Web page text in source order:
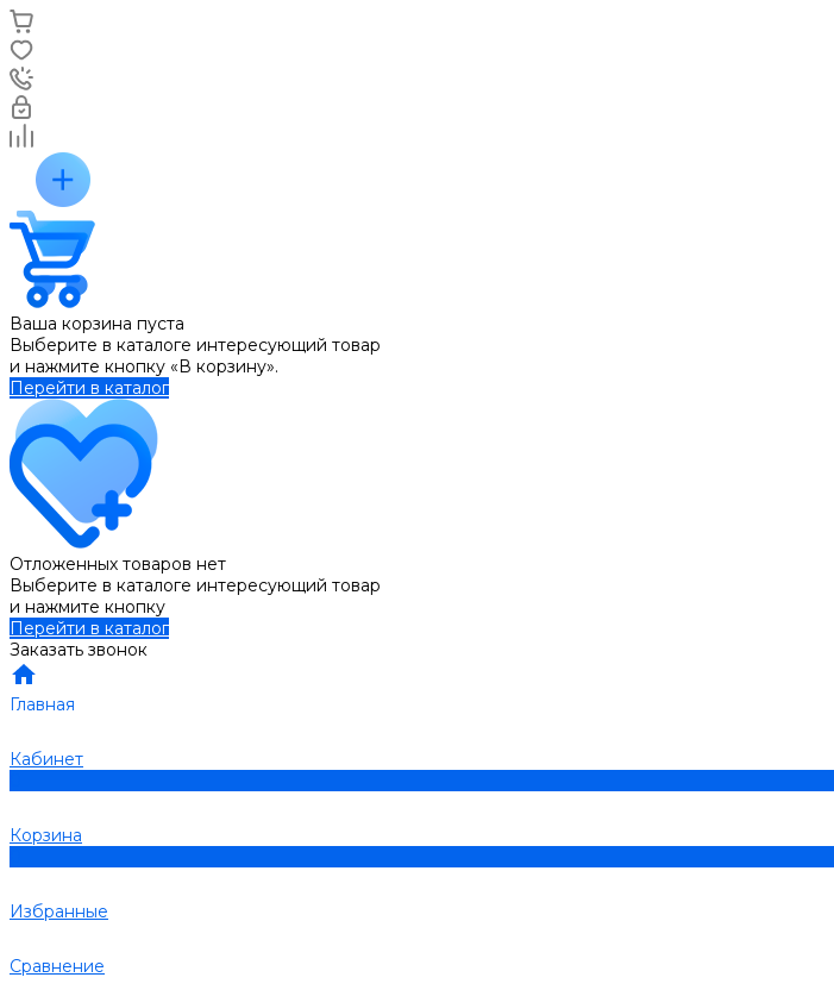
Ваша корзина пуста
Выберите в каталоге интересующий товар
и нажмите кнопку «В корзину».
Перейти в каталог
Отложенных товаров нет
Выберите в каталоге интересующий товар
и нажмите кнопку
Перейти в каталог
Заказать звонок
Главная
Кабинет
Корзина
Избранные
Сравнение